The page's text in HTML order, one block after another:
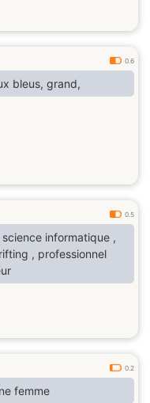
0.6
bleus, grand,
0.5
informatique ,
, professionnel
0.2
femme